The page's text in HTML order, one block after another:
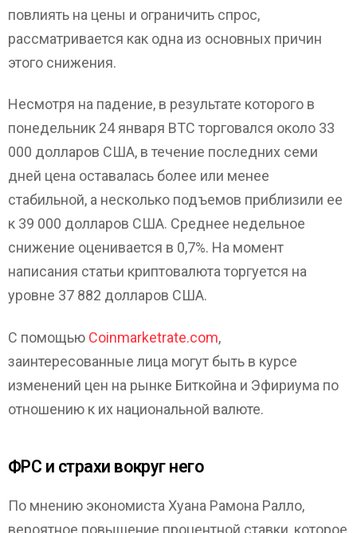
повлиять на цены и ограничить спрос,
рассматривается как одна из основных причин
этого снижения.
Несмотря на падение, в результате которого в
понедельник 24 января BTC торговался около 33
000 долларов США, в течение последних семи
дней цена оставалась более или менее
стабильной, а несколько подъемов приблизили ее
к 39 000 долларов США. Среднее недельное
снижение оценивается в 0,7%. На момент
написания статьи криптовалюта торгуется на
уровне 37 882 долларов США.
С помощью Coinmarketrate.com,
заинтересованные лица могут быть в курсе
изменений цен на рынке Биткойна и Эфириума по
отношению к их национальной валюте.
ФРС и страхи вокруг него
По мнению экономиста Хуана Рамона Ралло,
вероятное повышение процентной ставки, которое